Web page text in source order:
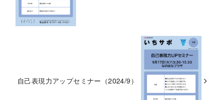
自己表現力アップセミナー（2024/9）